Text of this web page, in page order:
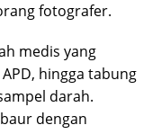
fotografer.
medis yang
hingga tabung
darah.
dengan